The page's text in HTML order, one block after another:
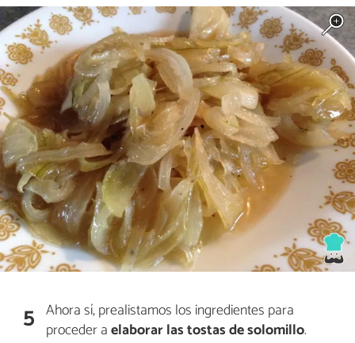
5 Ahora sí, prealistamos los ingredientes para
proceder aelaborar las tostas de solomillo.